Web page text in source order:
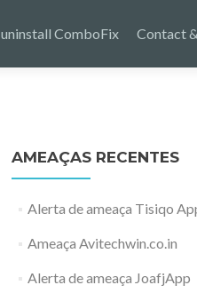
ComboFix Contact
AMEAÇAS RECENTES
Alerta de ameaça Tisiqo
Ameaça Avitechwin.co.in
Alerta de ameaça JoafjApp